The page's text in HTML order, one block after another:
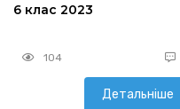
6 клас 2023
104
Детальніше